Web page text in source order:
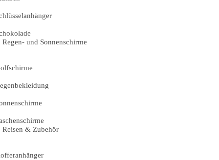
Regen- und Sonnenschirme
Reisen & Zubehör